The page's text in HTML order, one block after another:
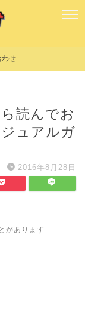
わせ
読んでお
ュアルガ
2016年8月28日
があります